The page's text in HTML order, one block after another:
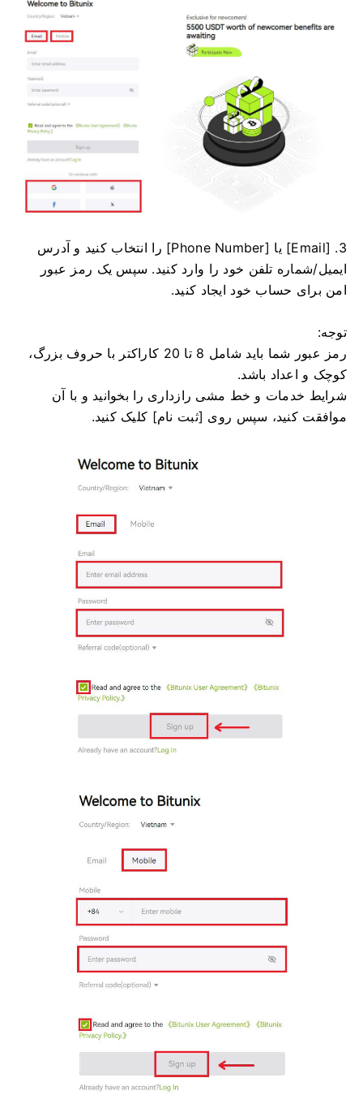
3. [Email] یا [Phone Number] را انتخاب کنید و آدرس
ایمیل/شماره تلفن خود را وارد کنید. سپس یک رمز عبور
امن برای حساب خود ایجاد کنید.
توجه:
رمز عبور شما باید شامل 8 تا 20 کاراکتر با حروف بزرگ،
کوچک و اعداد باشد.
شرایط خدمات و خط مشی رازداری را بخوانید و با آن
موافقت کنید، سپس روی [ثبت نام] کلیک کنید.